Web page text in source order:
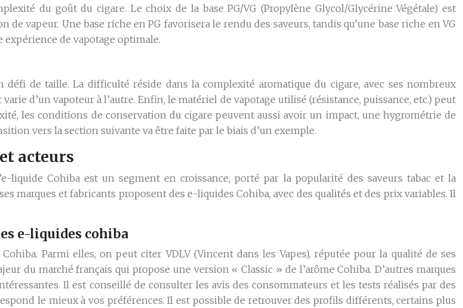
du goût du cigare. Le choix de la base PG/VG (Propylène Glycol/Glycérine Végétale) est
vapeur. Une base riche en PG favorisera le rendu des saveurs, tandis qu’une base riche en VG
de vapotage optimale.
de taille. La difficulté réside dans la complexité aromatique du cigare, avec ses nombreux
d’un vapoteur à l’autre. Enfin, le matériel de vapotage utilisé (résistance, puissance, etc.) peut
les conditions de conservation du cigare peuvent aussi avoir un impact, une hygrométrie de
vers la section suivante va être faite par le biais d’un exemple.
acteurs
liquide Cohiba est un segment en croissance, porté par la popularité des saveurs tabac et la
marques et fabricants proposent des e-liquides Cohiba, avec des qualités et des prix variables. Il
e-liquides cohiba
Parmi elles, on peut citer VDLV (Vincent dans les Vapes), réputée pour la qualité de ses
du marché français qui propose une version « Classic » de l’arôme Cohiba. D’autres marques
Il est conseillé de consulter les avis des consommateurs et les tests réalisés par des
le mieux à vos préférences. Il est possible de retrouver des profils différents, certains plus